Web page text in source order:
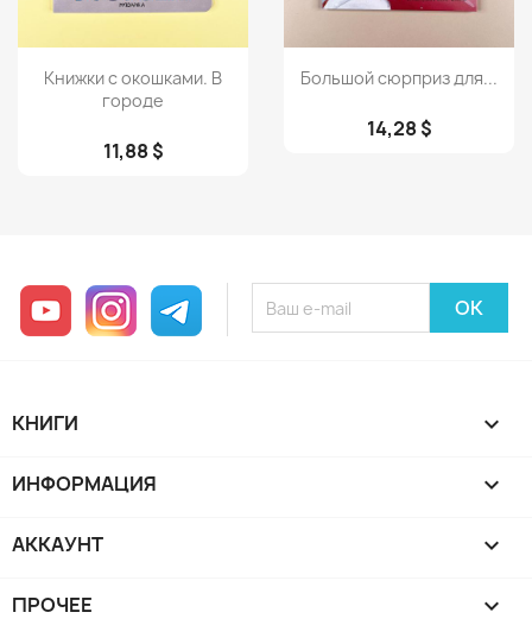
Просмотр
Книжки с окошками. В
городе
11,88 $
Просмотр
Большой сюрприз для...
14,28 $
YouTube InstagramTelegram
КНИГИ 
ИНФОРМАЦИЯ 
АККАУНТ 
ПРОЧЕЕ 